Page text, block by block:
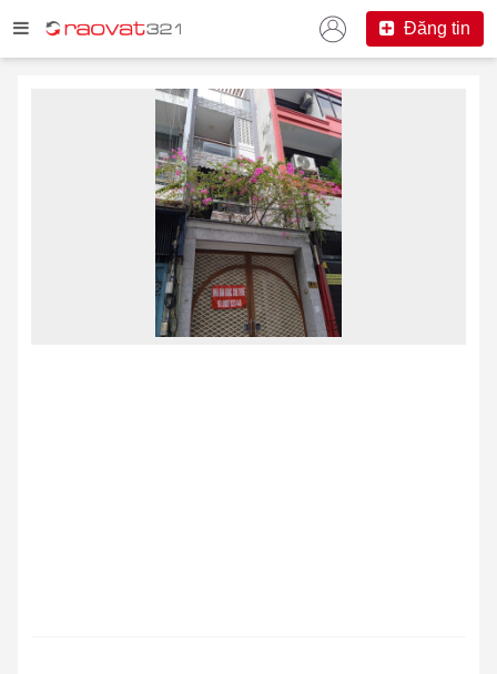
Đăng tin